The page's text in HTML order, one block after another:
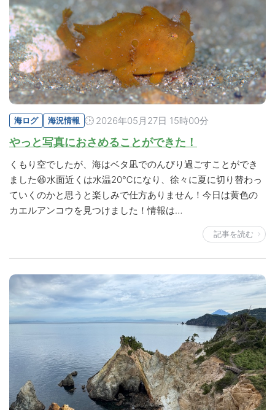
海ログ 海況情報 2026年05月27日 15時00分
やっと写真におさめることができた！
くもり空でしたが、海はベタ凪でのんびり過ごすことができ
ました😆水面近くは水温20℃になり、徐々に夏に切り替わっ
ていくのかと思うと楽しみで仕方ありません！今日は黄色の
カエルアンコウを見つけました！情報は…
記事を読む